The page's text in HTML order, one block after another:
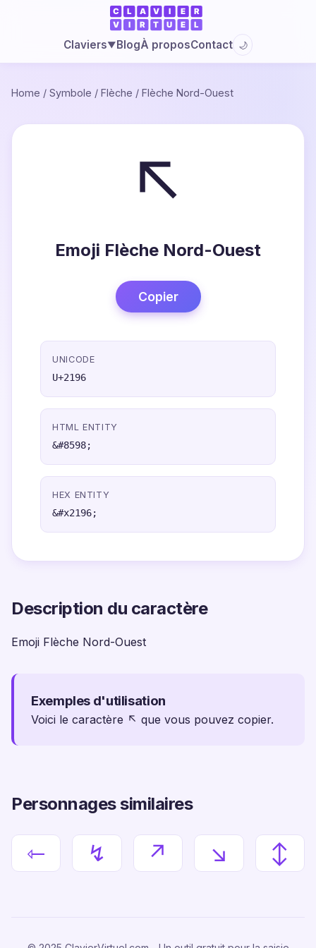
Claviers▼BlogÀ proposContact 🌙
Home / Symbole / Flèche / Flèche Nord-Ouest
↖
Emoji Flèche Nord-Ouest
Copier
UNICODE
U+2196
HTML ENTITY
&#8598;
HEX ENTITY
&#x2196;
Description du caractère
Emoji Flèche Nord-Ouest
Exemples d'utilisation
Voici le caractère ↖ que vous pouvez copier.
Personnages similaires
⇽ ↯ ↗ ↘ ↕